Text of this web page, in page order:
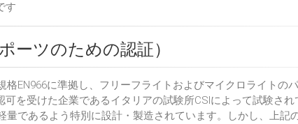
す
ーツのための認証）
EN966に準拠し、フリーフライトおよびマイクロライトの
を受けた企業であるイタリアの試験所CSIによって試験され
量であるよう特別に設計・製造されています。しかし、上